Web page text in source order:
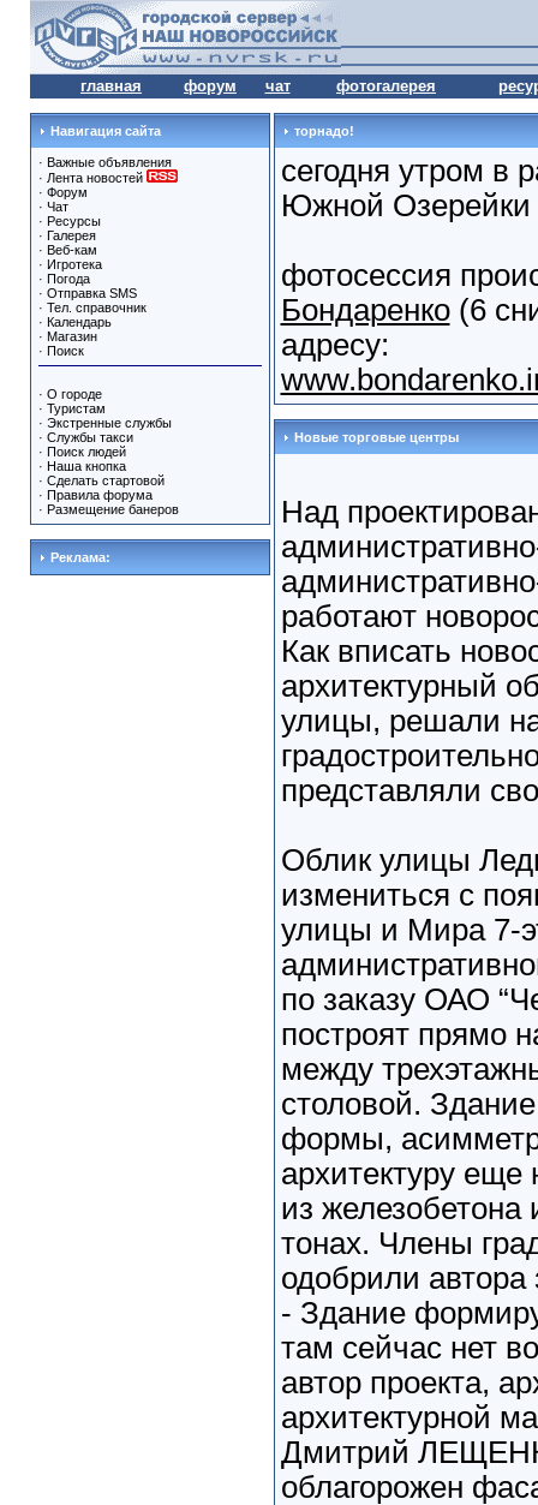
главная форум чат фотогалерея
Навигация сайта
· Важные объявления
· Лента новостей
· Форум
· Чат
· Ресурсы
· Галерея
· Веб-кам
· Игротека
· Погода
· Отправка SMS
· Тел. справочник
· Календарь
· Магазин
· Поиск
· О городе
· Туристам
· Экстренные службы
· Службы такси
· Поиск людей
· Наша кнопка
· Сделать стартовой
· Правила форума
· Размещение банеров
Реклама:
торнадо!
сегодня утром в
Южной
фотосессия
Бондаренко(6
адресу:
Новые торговые центры
Над
работают
Как вписать
архитектурный
улицы, решали
представляли
Облик улицы
измениться с
улицы и Мира 7-
по заказу ОАО
построят прямо
между
столовой.
формы,
архитектуру еще
из железобетона
тонах. Члены
одобрили автора
- Здание
там сейчас нет
автор проекта,
архитектурной
Дмитрий
облагорожен